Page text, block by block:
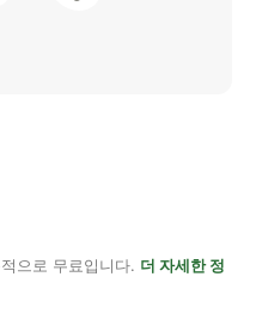
으로 무료입니다. 더 자세한 정